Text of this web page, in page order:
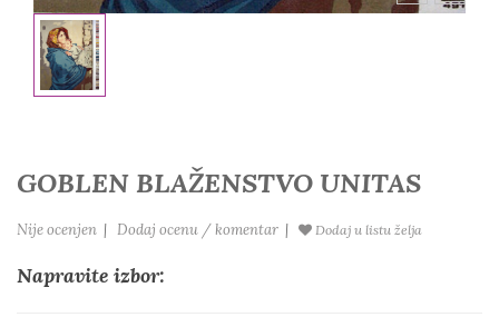
GOBLEN BLAŽENSTVO UNITAS
Nije ocenjen | Dodaj ocenu / komentar | Dodaj u listu želja
Napravite izbor: